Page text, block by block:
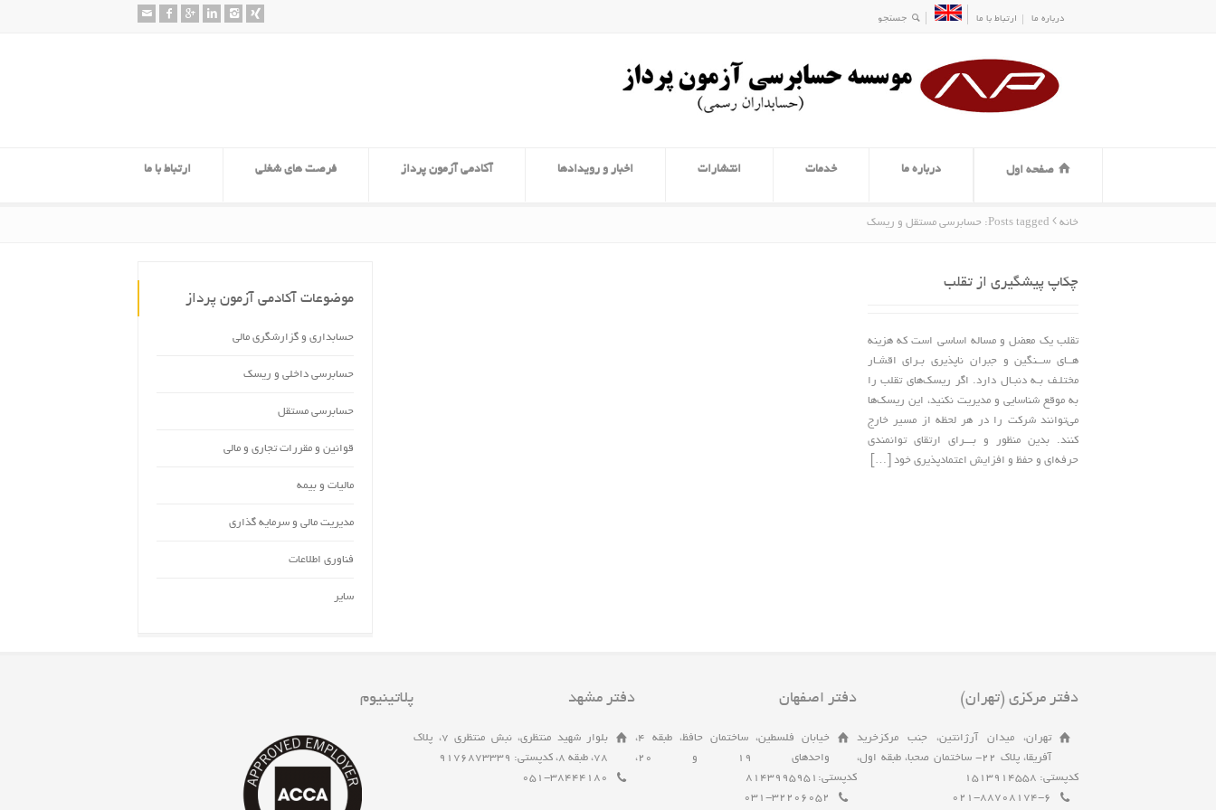
درباره ما ارتباط با ما
صفحه اول درباره ما خدمات انتشارات اخبار و رویدادها آکادمی آزمون پرداز فرصت های شغلی ارتباط با ما
خانه Posts tagged: حسابرسی مستقل و ریسک
چکاپ پیشگیری از تقلب
تقلب یک معضل و مساله اساسی است که هزینه
هــای ســنگین و جبران ناپذیری بـرای اقشـار
مختلـف بـه دنبـال دارد. اگر ریسک‌های تقلب را
به موقع شناسایی و مدیریت نکنید، این ریسک‌ها
می‌توانند شرکت را در هر لحظه از مسیر خارج
کنند. بدین منظور و بـــرای ارتقای توانمندی
حرفه‌ای و حفظ و افزایش اعتمادپذیری خود […]
موضوعات آکادمی آزمون پرداز
حسابداری و گزارشگری مالی
حسابرسی داخلی و ریسک
حسابرسی مستقل
قوانین و مقررات تجاری و مالی
مالیات و بیمه
مدیریت مالی و سرمایه گذاری
فناوری اطلاعات
سایر
دفتر مرکزی (تهران)
تهران، میدان آرژانتین، جنب مرکزخرید
آفریقا، پلاک 22- ساختمان صحبا، طبقه اول،
کدپستی: 1513914558
021-88708174-6
دفتر اصفهان
خیابان فلسطین، ساختمان حافظ، طبقه 4،
واحدهای 19 و 20،
کدپستی:8143995951
031-32206052
دفتر مشهد
بلوار شهید منتظری، نبش منتظری 7، پلاک
78، طبقه 8، کدپستی: 9176873339
051-38444180
پلاتینیوم